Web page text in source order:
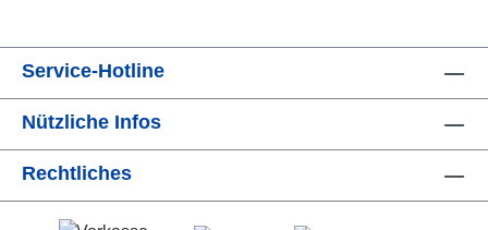
Service-Hotline
Nützliche Infos
Rechtliches